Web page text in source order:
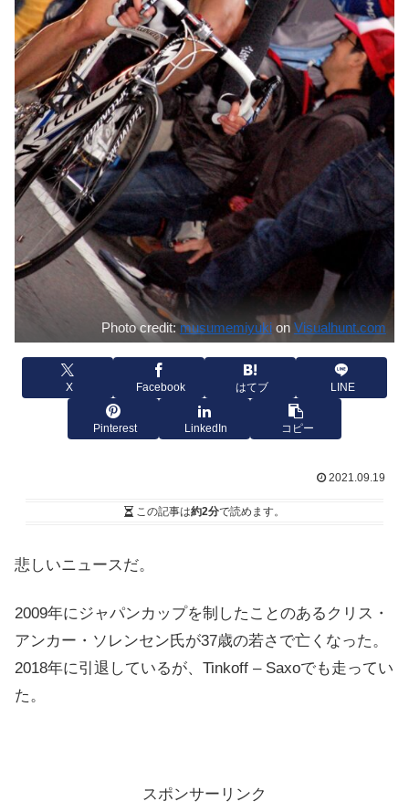
Photo credit:musumemiyukion Visualhunt.com
X Facebook はてブ LINE
Pinterest LinkedIn コピー
2021.09.19
この記事は約2分で読めます。
悲しいニュースだ。
2009年にジャパンカップを制したことのあるクリス・
アンカー・ソレンセン氏が37歳の若さで亡くなった。
2018年に引退しているが、Tinkoff – Saxoでも走ってい
た。
スポンサーリンク